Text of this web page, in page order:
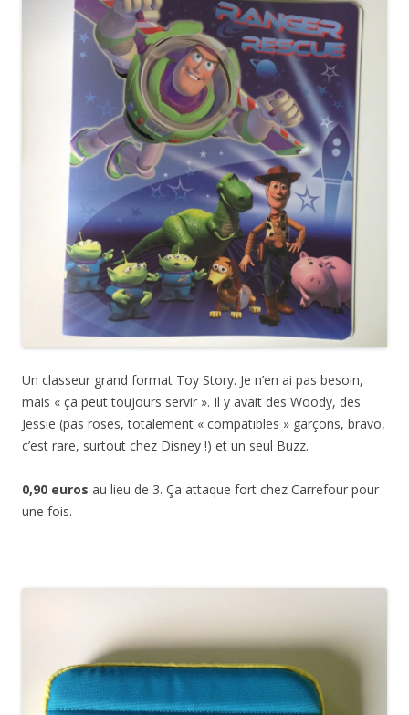
Un classeur grand format Toy Story. Je n’en ai pas besoin,
mais « ça peut toujours servir ». Il y avait des Woody, des
Jessie (pas roses, totalement « compatibles » garçons, bravo,
c’est rare, surtout chez Disney !) et un seul Buzz.
0,90 euros au lieu de 3. Ça attaque fort chez Carrefour pour
une fois.